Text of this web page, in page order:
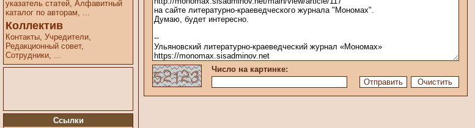
указатель статей, Алфавитный
каталог по авторам, ...
Коллектив
Контакты, Учредители,
Редакционный совет,
Сотрудники, ...
Ссылки
Число на картинке: